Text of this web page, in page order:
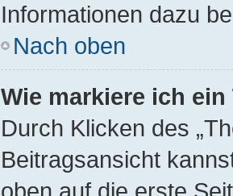
Informationen dazu
Nach oben
Wie markiere ich
Durch Klicken des
Beitragsansicht